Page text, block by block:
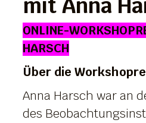
mit Anna
ONLINE-
HARSCH
Über die
Anna Harsch war an
des